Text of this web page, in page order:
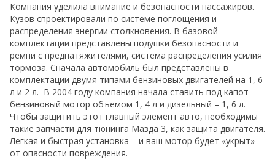
Компания уделила внимание и безопасности пассажиров.
Кузов спроектировали по системе поглощения и
распределения энергии столкновения. В базовой
комплектации представлены подушки безопасности и
ремни с преднатяжителями, система распределения усилия
тормоза. Сначала автомобиль был представлены в
комплектации двумя типами бензиновых двигателей на 1, 6
л и 2 л. В 2004 году компания начала ставить под капот
бензиновый мотор объемом 1, 4 л и дизельный – 1, 6 л.
Чтобы защитить этот главный элемент авто, необходимы
такие запчасти для тюнинга Мазда 3, как защита двигателя.
Легкая и быстрая установка – и ваш мотор будет «укрыт»
от опасности повреждения.